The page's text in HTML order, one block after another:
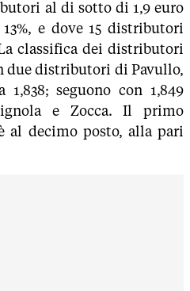
al di sotto di 1,9 euro
e dove 15 distributori
classifica dei distributori
due distributori di Pavullo,
seguono con 1,849
e Zocca. Il primo
al decimo posto, alla pari